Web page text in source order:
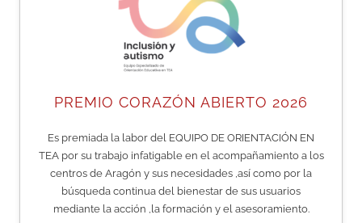
PREMIO CORAZÓN ABIERTO 2026
Es premiada la labor del EQUIPO DE ORIENTACIÓN EN
TEA por su trabajo infatigable en el acompañamiento a los
centros de Aragón y sus necesidades ,así como por la
búsqueda continua del bienestar de sus usuarios
mediante la acción ,la formación y el asesoramiento.